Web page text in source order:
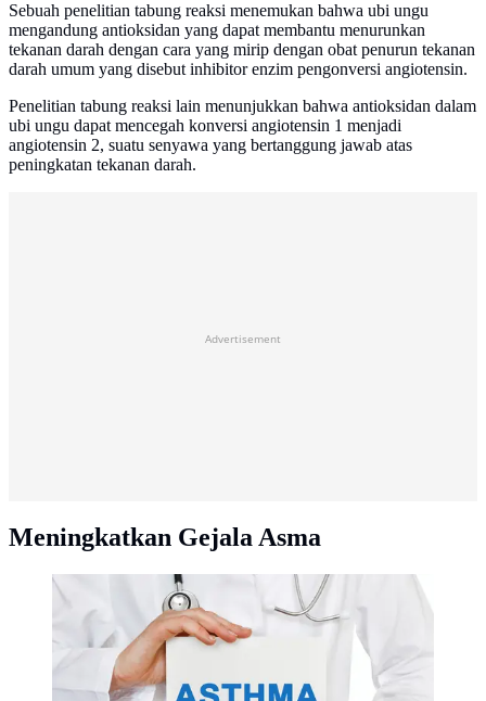
Sebuah penelitian tabung reaksi menemukan bahwa ubi ungu
mengandung antioksidan yang dapat membantu menurunkan
tekanan darah dengan cara yang mirip dengan obat penurun tekanan
darah umum yang disebut inhibitor enzim pengonversi angiotensin.
Penelitian tabung reaksi lain menunjukkan bahwa antioksidan dalam
ubi ungu dapat mencegah konversi angiotensin 1 menjadi
angiotensin 2, suatu senyawa yang bertanggung jawab atas
peningkatan tekanan darah.
Advertisement
Meningkatkan Gejala Asma